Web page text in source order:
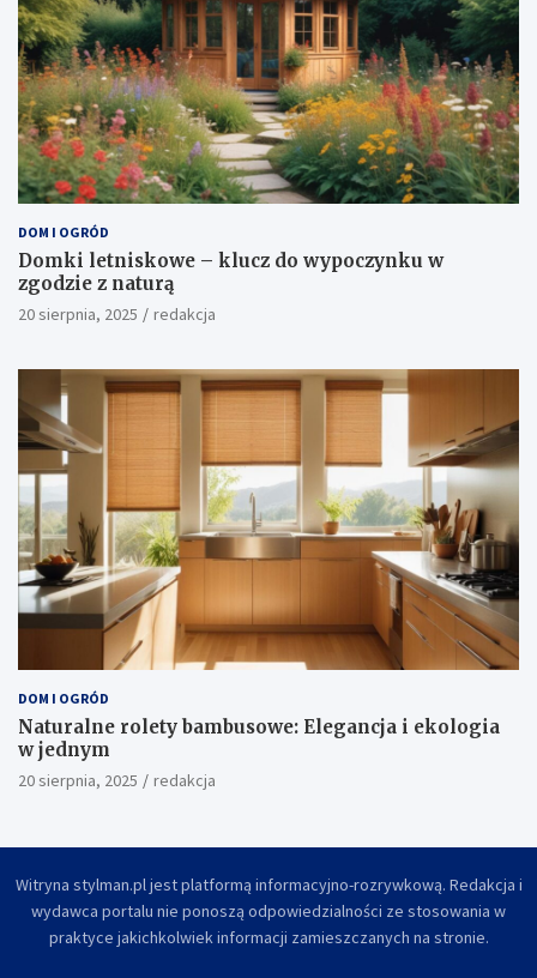
DOM I OGRÓD
Domki letniskowe – klucz do wypoczynku w
zgodzie z naturą
20 sierpnia, 2025 redakcja
DOM I OGRÓD
Naturalne rolety bambusowe: Elegancja i ekologia
w jednym
20 sierpnia, 2025 redakcja
Witryna stylman.pl jest platformą informacyjno-rozrywkową. Redakcja i
wydawca portalu nie ponoszą odpowiedzialności ze stosowania w
praktyce jakichkolwiek informacji zamieszczanych na stronie.